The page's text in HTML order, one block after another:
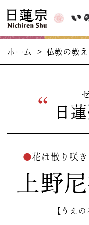
ホーム > 仏教の教え
日
●花は散り咲
上野
【うえ